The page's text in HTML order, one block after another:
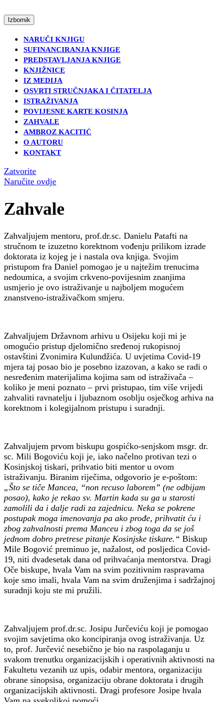
to
Skip
content
IzbornikOpen
NARUČI KNJIGU
SUFINANCIRANJA KNJIGE
PREDSTAVLJANJA KNJIGE
KNJIŽNICE
IZ MEDIJA
OSVRTI STRUČNJAKA I ČITATELJA
ISTRAŽIVANJA
POVIJESNE KARTE KOSINJA
ZAHVALE
AMBROZ KACITIĆ
O AUTORU
KONTAKT
ZatvoriteClose
Menu('Close
travel-
agent');
>
Naručite ovdjeNaručite
Zahvale
Zahvaljujem mentoru, prof.dr.sc. Danielu Patafti na
stručnom te izuzetno korektnom vođenju prilikom izrade
doktorata iz kojeg je i nastala ova knjiga. Svojim
pristupom fra Daniel pomogao je u najtežim trenucima
nedoumica, a svojim crkveno-povijesnim znanjima
usmjerio je ovo istraživanje u najboljem mogućem
znanstveno-istraživačkom smjeru.
Zahvaljujem Državnom arhivu u Osijeku koji mi je
omogućio pristup djelomično sređenoj rukopisnoj
ostavštini Zvonimira Kulundžića. U uvjetima Covid-19
mjera taj posao bio je posebno izazovan, a kako se radi o
nesređenim materijalima kojima sam od istraživača –
koliko je meni poznato – prvi pristupao, tim više vrijedi
zahvaliti ravnatelju i ljubaznom osoblju osječkog arhiva na
korektnom i kolegijalnom pristupu i suradnji.
Zahvaljujem prvom biskupu gospićko-senjskom msgr. dr.
sc. Mili Bogoviću koji je, iako načelno protivan tezi o
Kosinjskoj tiskari, prihvatio biti mentor u ovom
istraživanju. Biranim riječima, odgovorio je e-poštom:
„Što se tiče Mancea, “non recuso laborem” (ne odbijam
posao), kako je rekao sv. Martin kada su ga u starosti
zamolili da i dalje radi za zajednicu. Neka se pokrene
postupak moga imenovanja pa ako prođe, prihvatit ću i
zbog zahvalnosti prema Manceu i zbog toga da se još
jednom dobro pretrese pitanje Kosinjske tiskare.“ Biskup
Mile Bogović preminuo je, nažalost, od posljedica Covid-
19, niti dvadesetak dana od prihvaćanja mentorstva. Dragi
Oče biskupe, hvala Vam na svim pozitivnim raspravama
koje smo imali, hvala Vam na svim druženjima i sadržajnoj
suradnji koju ste mi pružili.
Zahvaljujem prof.dr.sc. Josipu Jurčeviću koji je pomogao
svojim savjetima oko koncipiranja ovog istraživanja. Uz
to, prof. Jurčević nesebično je bio na raspolaganju u
svakom trenutku organizacijskih i operativnih aktivnosti na
Fakultetu vezanih uz upis, odabir mentora, organizaciju
obrane sinopsisa, organizaciju obrane doktorata i drugih
organizacijskih aktivnosti. Dragi profesore Josipe hvala